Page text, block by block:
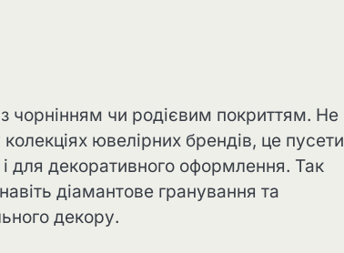
чорнінням чи родієвим покриттям. Не
ювелірних брендів, це пусети
для декоративного оформлення. Так
діамантове гранування та
декору.